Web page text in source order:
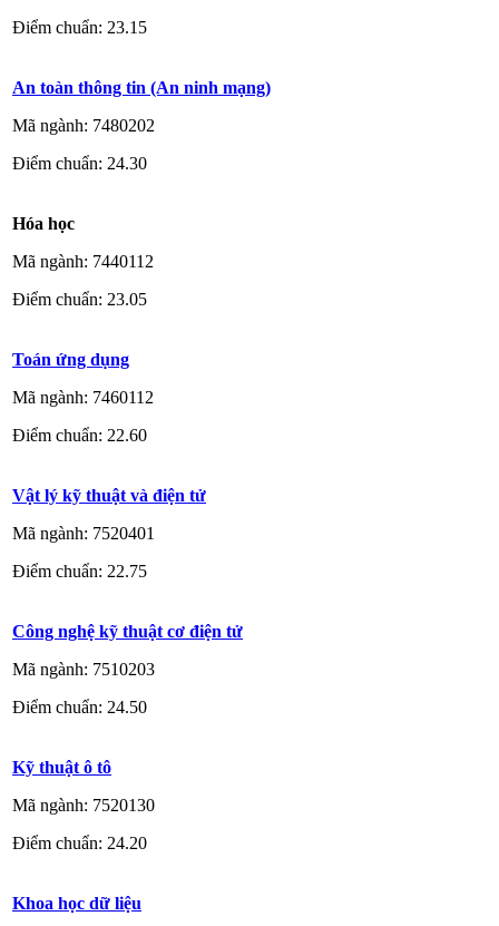
Điểm chuẩn: 23.15
An toàn thông tin (An ninh mạng)
Mã ngành: 7480202
Điểm chuẩn: 24.30
Hóa học
Mã ngành: 7440112
Điểm chuẩn: 23.05
Toán ứng dụng
Mã ngành: 7460112
Điểm chuẩn: 22.60
Vật lý kỹ thuật và điện tử
Mã ngành: 7520401
Điểm chuẩn: 22.75
Công nghệ kỹ thuật cơ điện tử
Mã ngành: 7510203
Điểm chuẩn: 24.50
Kỹ thuật ô tô
Mã ngành: 7520130
Điểm chuẩn: 24.20
Khoa học dữ liệu